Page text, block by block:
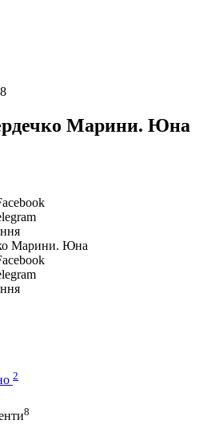
Марини. Юна
2
8